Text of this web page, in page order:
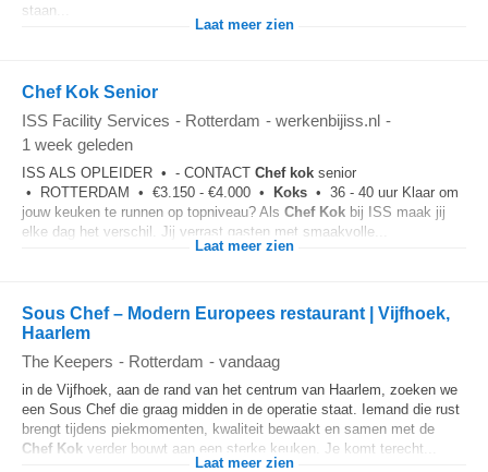
staan...
Laat meer zien
Chef Kok Senior
ISS Facility Services - Rotterdam - werkenbijiss.nl -
1 week geleden
ISS ALS OPLEIDER • - CONTACT Chef kok senior
• ROTTERDAM • €3.150 - €4.000 •
Koks • 36 - 40 uur Klaar om
jouw keuken te runnen op topniveau? Als Chef Kok bij ISS maak jij
elke dag het verschil. Jij verrast gasten met smaakvolle...
Laat meer zien
Sous Chef – Modern Europees restaurant | Vijfhoek,
Haarlem
The Keepers - Rotterdam - vandaag
in de Vijfhoek, aan de rand van het centrum van Haarlem, zoeken we
een Sous Chef die graag midden in de operatie staat. Iemand die rust
brengt tijdens piekmomenten, kwaliteit bewaakt en samen met de
Chef Kok verder bouwt aan een sterke keuken. Je komt terecht...
Laat meer zien